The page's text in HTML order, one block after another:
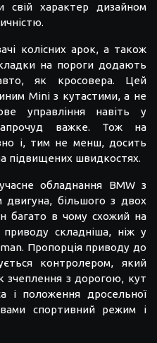
свій характер дизайном
колісних арок, а також
на пороги додають
як кросовера. Цей
Mini з кутастими, а не
управління навіть у
важке. Тож на
і, тим не менш, досить
підвищених швидкостях.
обладнання BMW з
двигуна, більшого з двох
багато в чому схожий на
складніша, ніж у
Пропорція приводу до
контролером, який
зчеплення з дорогою, кут
і положення дросельної
спортивний режим і